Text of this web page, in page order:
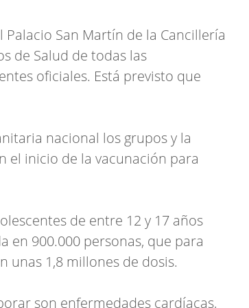
San Martín de la Cancillería
de Salud de todas las
oficiales. Está previsto que
nacional los grupos y la
el inicio de la vacunación para
de entre 12 y 17 años
en 900.000 personas, que para
1,8 millones de dosis.
son enfermedades cardíacas,